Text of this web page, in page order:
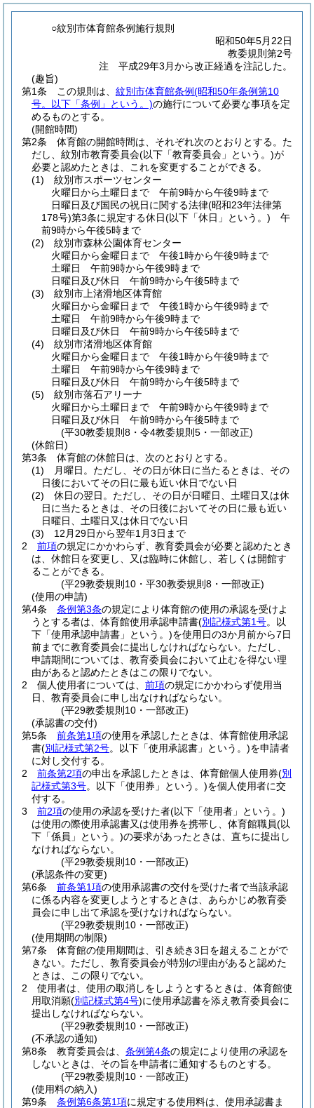
○紋別市体育館条例施行規則
昭和50年5月22日
教委規則第2号
注 平成29年3月から改正経過を注記した。
(趣旨)
第1条
この規則は、 紋別市体育館条例(昭和50年条例第10
号。以下「条例」という。)の施行について必要な事項を定
めるものとする。
(開館時間)
第2条
体育館の開館時間は、それぞれ次のとおりとする。 た
だし、紋別市教育委員会(以下「教育委員会」という。)が
必要と認めたときは、これを変更することができる。
(1)
紋別市スポーツセンター
火曜日から土曜日まで 午前9時から午後9時まで
日曜日及び国民の祝日に関する法律(昭和23年法律第
178号)第3条に規定する休日(以下「休日」という。) 午
前9時から午後5時まで
(2)
紋別市森林公園体育センター
火曜日から金曜日まで 午後1時から午後9時まで
土曜日 午前9時から午後9時まで
日曜日及び休日 午前9時から午後5時まで
(3)
紋別市上渚滑地区体育館
火曜日から金曜日まで 午後1時から午後9時まで
土曜日 午前9時から午後9時まで
日曜日及び休日 午前9時から午後5時まで
(4)
紋別市渚滑地区体育館
火曜日から金曜日まで 午後1時から午後9時まで
土曜日 午前9時から午後9時まで
日曜日及び休日 午前9時から午後5時まで
(5)
紋別市落石アリーナ
火曜日から土曜日まで 午前9時から午後9時まで
日曜日及び休日 午前9時から午後5時まで
(平30教委規則8・令4教委規則5・一部改正)
(休館日)
第3条
体育館の休館日は、次のとおりとする。
(1)
月曜日。ただし、その日が休日に当たるときは、その
日後においてその日に最も近い休日でない日
(2)
休日の翌日。ただし、その日が日曜日、土曜日又は休
日に当たるときは、その日後においてその日に最も近い
日曜日、土曜日又は休日でない日
(3)
12月29日から翌年1月3日まで
2
前項の規定にかかわらず、教育委員会が必要と認めたとき
は、休館日を変更し、又は臨時に休館し、若しくは開館す
ることができる。
(平29教委規則10・平30教委規則8・一部改正)
(使用の申請)
第4条
条例第3条の規定により体育館の使用の承認を受けよ
うとする者は、体育館使用承認申請書(別記様式第1号。以
下「使用承認申請書」という。)を使用日の3か月前から7日
前までに教育委員会に提出しなければならない。 ただし、
申請期間については、教育委員会において止むを得ない理
由があると認めたときはこの限りでない。
2
個人使用者については、 前項の規定にかかわらず使用当
日、教育委員会に申し出なければならない。
(平29教委規則10・一部改正)
(承認書の交付)
第5条
前条第1項の使用を承認したときは、体育館使用承認
書(別記様式第2号。以下「使用承認書」という。)を申請者
に対し交付する。
2
前条第2項の申出を承認したときは、体育館個人使用券(別
記様式第3号。以下「使用券」という。)を個人使用者に交
付する。
3
前2項の使用の承認を受けた者(以下「使用者」という。)
は使用の際使用承認書又は使用券を携帯し、体育館職員(以
下「係員」という。)の要求があったときは、直ちに提出し
なければならない。
(平29教委規則10・一部改正)
(承認条件の変更)
第6条
前条第1項の使用承認書の交付を受けた者で当該承認
に係る内容を変更しようとするときは、あらかじめ教育委
員会に申し出て承認を受けなければならない。
(平29教委規則10・一部改正)
(使用期間の制限)
第7条
体育館の使用期間は、引き続き3日を超えることがで
きない。 ただし、教育委員会が特別の理由があると認めた
ときは、この限りでない。
2
使用者は、使用の取消しをしようとするときは、体育館使
用取消願(別記様式第4号)に使用承認書を添え教育委員会に
提出しなければならない。
(平29教委規則10・一部改正)
(不承認の通知)
第8条
教育委員会は、 条例第4条の規定により使用の承認を
しないときは、その旨を申請者に通知するものとする。
(平29教委規則10・一部改正)
(使用料の納入)
第9条
条例第6条第1項に規定する使用料は、使用承認書ま